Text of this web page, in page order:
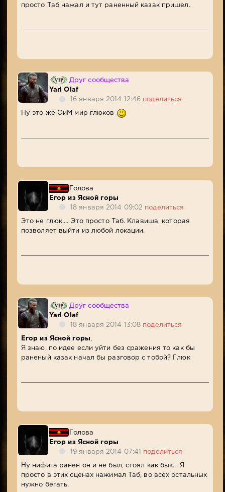
просто Таб нажал и тут раненный казак пришел.
Друг сообщества
Yarl Olaf
16 января 2014 12:46 поделиться
Ну это же ОиМ мир глюков
Голова
Егор из Ясной горы
18 января 2014 09:02 поделиться
Это не глюк.... Это просто Таб. Клавиша, которая
позволяет выйти из любой локации.
Друг сообщества
Yarl Olaf
18 января 2014 13:08 поделиться
Егор из Ясной горы
Я знаю, по идее если уйти без сражения то как бы
раненый казак начал бы разговор с тобой? Глюк
Голова
Егор из Ясной горы
19 января 2014 07:41 поделиться
Ну нифига ранен он и не был, стоял как бык... Я
просто в этих сценах нажимал Таб, во всех остальных
нужно бегать.